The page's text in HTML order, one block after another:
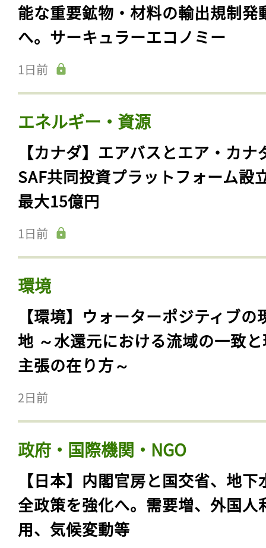
能な重要鉱物・材料の輸出規制発
へ。サーキュラーエコノミー
1日前
エネルギー・資源
【カナダ】エアバスとエア・カナ
SAF共同投資プラットフォーム設
最大15億円
1日前
環境
【環境】ウォーターポジティブの
地 ～水還元における流域の一致
主張の在り方～
2日前
政府・国際機関・NGO
【日本】内閣官房と国交省、地下
全政策を強化へ。需要増、外国人
用、気候変動等